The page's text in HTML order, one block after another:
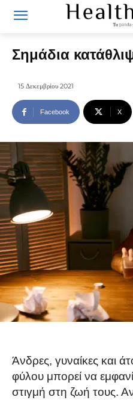
Σημάδια
15 Δεκεμβρίου 2021
Facebook X
Άνδρες, γυναίκες και
φύλου μπορεί να
στιγμή στη ζωή τους. Αν